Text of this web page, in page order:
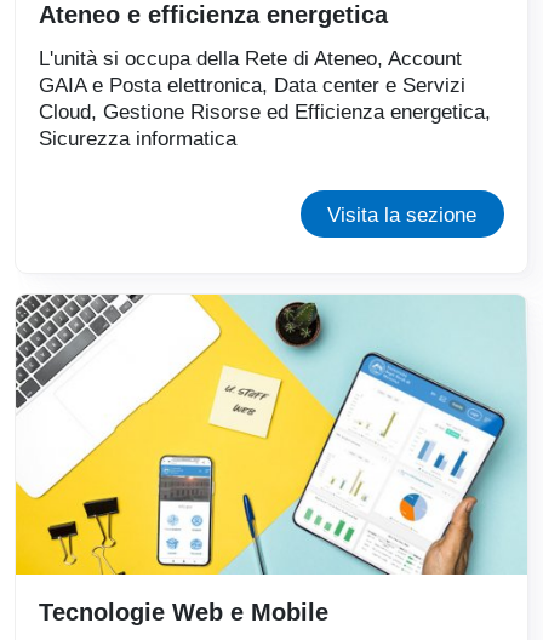
Ateneo e efficienza energetica
L'unità si occupa della Rete di Ateneo, Account
GAIA e Posta elettronica, Data center e Servizi
Cloud, Gestione Risorse ed Efficienza energetica,
Sicurezza informatica
Visita la sezione
Tecnologie Web e Mobile